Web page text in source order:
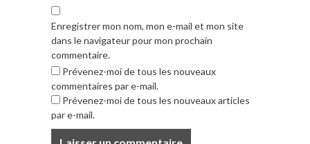
Enregistrer mon nom, mon e-mail et mon site
dans le navigateur pour mon prochain
commentaire.
Prévenez-moi de tous les nouveaux
commentaires par e-mail.
Prévenez-moi de tous les nouveaux articles
par e-mail.